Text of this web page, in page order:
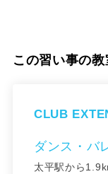
この習い事の教
CLUB
ダンス・バ
太平駅から